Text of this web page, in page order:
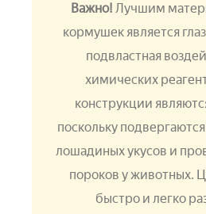
Важно! Лучшим
кормушек является
подвластная
химических
конструкции
поскольку
лошадиных укусов и
пороков у животных.
быстро и легко